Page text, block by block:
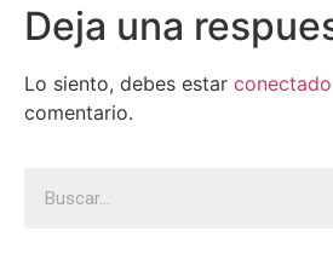
Deja una
Lo siento, debes estar conectado
comentario.